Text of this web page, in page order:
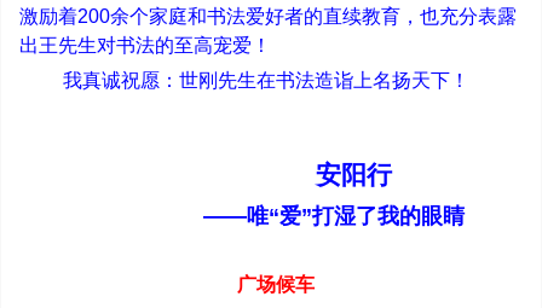
激励着200余个家庭和书法爱好者的直续教育，也充分表露
出王先生对书法的至高宠爱！
我真诚祝愿：世刚先生在书法造诣上名扬天下！
安阳行
——唯“爱”打湿了我的眼睛
广场候车